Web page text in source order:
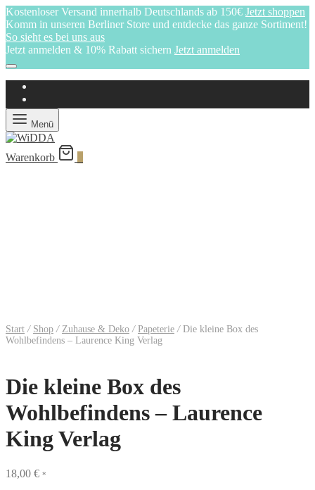
Kostenloser Versand innerhalb Deutschlands ab 150€ Jetzt shoppen
Komm in unseren Berliner Store und entdecke das ganze Sortiment!
So sieht es bei uns aus
Jetzt anmelden & 10% Rabatt sichern Jetzt anmelden
Menü
Warenkorb
Start / Shop / Zuhause & Deko / Papeterie /Die kleine Box des
Wohlbefindens – Laurence King Verlag
Die kleine Box des
Wohlbefindens – Laurence
King Verlag
18,00 € *